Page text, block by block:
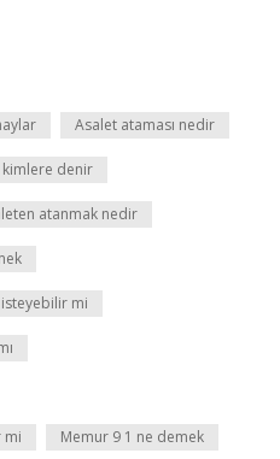
Asalet ataması nedir
denir
atanmak nedir
mi
mi Memur 9 1 ne demek